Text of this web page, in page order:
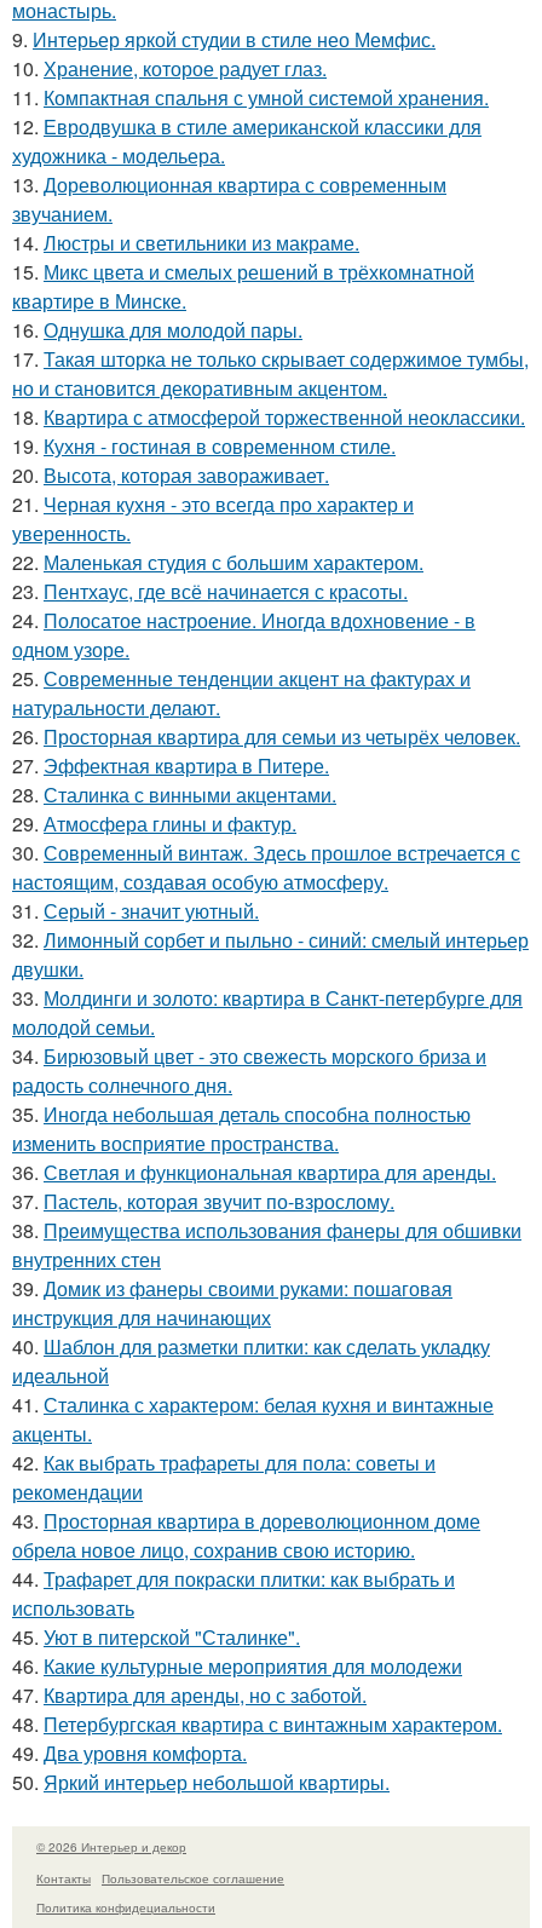
монастырь.
9. Интерьер яркой студии в стиле нео Мемфис.
10. Хранение, которое радует глаз.
11. Компактная спальня с умной системой хранения.
12. Евродвушка в стиле американской классики для
художника - модельера.
13. Дореволюционная квартира с современным
звучанием.
14. Люстры и светильники из макраме.
15. Микс цвета и смелых решений в трёхкомнатной
квартире в Минске.
16. Однушка для молодой пары.
17. Такая шторка не только скрывает содержимое тумбы,
но и становится декоративным акцентом.
18. Квартира с атмосферой торжественной неоклассики.
19. Кухня - гостиная в современном стиле.
20. Высота, которая завораживает.
21. Черная кухня - это всегда про характер и
уверенность.
22. Маленькая студия с большим характером.
23. Пентхаус, где всё начинается с красоты.
24. Полосатое настроение. Иногда вдохновение - в
одном узоре.
25. Современные тенденции акцент на фактурах и
натуральности делают.
26. Просторная квартира для семьи из четырёх человек.
27. Эффектная квартира в Питере.
28. Сталинка с винными акцентами.
29. Атмосфера глины и фактур.
30. Современный винтаж. Здесь прошлое встречается с
настоящим, создавая особую атмосферу.
31. Серый - значит уютный.
32. Лимонный сорбет и пыльно - синий: смелый интерьер
двушки.
33. Молдинги и золото: квартира в Санкт-петербурге для
молодой семьи.
34. Бирюзовый цвет - это свежесть морского бриза и
радость солнечного дня.
35. Иногда небольшая деталь способна полностью
изменить восприятие пространства.
36. Светлая и функциональная квартира для аренды.
37. Пастель, которая звучит по-взрослому.
38. Преимущества использования фанеры для обшивки
внутренних стен
39. Домик из фанеры своими руками: пошаговая
инструкция для начинающих
40. Шаблон для разметки плитки: как сделать укладку
идеальной
41. Сталинка с характером: белая кухня и винтажные
акценты.
42. Как выбрать трафареты для пола: советы и
рекомендации
43. Просторная квартира в дореволюционном доме
обрела новое лицо, сохранив свою историю.
44. Трафарет для покраски плитки: как выбрать и
использовать
45. Уют в питерской "Сталинке".
46. Какие культурные мероприятия для молодежи
47. Квартира для аренды, но с заботой.
48. Петербургская квартира с винтажным характером.
49. Два уровня комфорта.
50. Яркий интерьер небольшой квартиры.
© 2026 Интерьер и декор
Контакты
Пользовательское соглашение
Политика конфидециальности